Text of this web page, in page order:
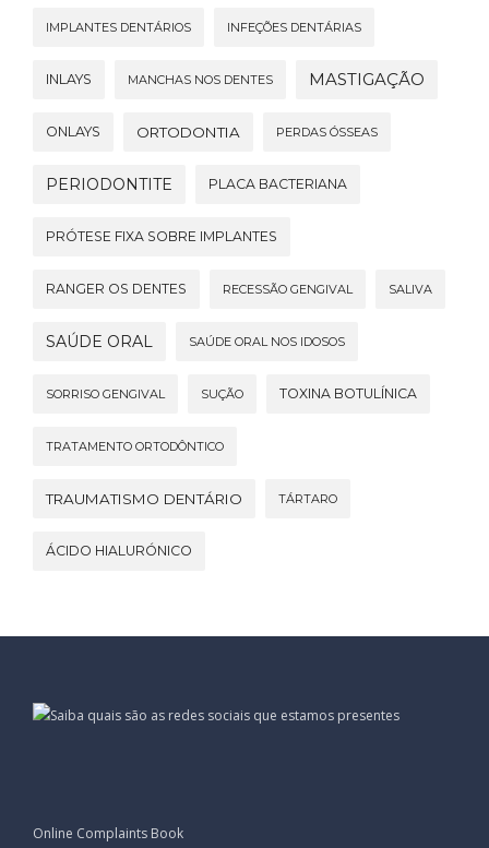
IMPLANTES DENTÁRIOS INFEÇÕES DENTÁRIAS
INLAYS MANCHAS NOS DENTES MASTIGAÇÃO
ONLAYS ORTODONTIA PERDAS ÓSSEAS
PERIODONTITE PLACA BACTERIANA
PRÓTESE FIXA SOBRE IMPLANTES
RANGER OS DENTES RECESSÃO GENGIVAL SALIVA
SAÚDE ORAL SAÚDE ORAL NOS IDOSOS
SORRISO GENGIVAL SUÇÃO TOXINA BOTULÍNICA
TRATAMENTO ORTODÔNTICO
TRAUMATISMO DENTÁRIO TÁRTARO
ÁCIDO HIALURÓNICO
Online Complaints Book